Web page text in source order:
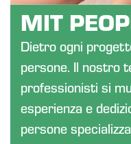
MIT
Dietro ogni
persone. Il nostro
professionisti si
esperienza e
persone